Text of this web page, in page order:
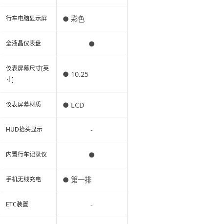
行车电脑显示屏
全液晶仪表盘
仪表屏幕尺寸[英
寸]
仪表屏幕材质
HUD抬头显示
内置行车记录仪
手机无线充电
ETC装置
● 彩色
●
● 10.25
● LCD
-
●
● 第一排
-